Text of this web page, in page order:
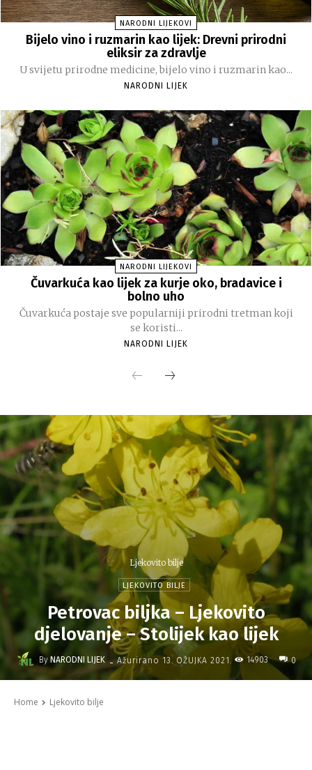
NARODNI LIJEKOVI
Bijelo vino i ruzmarin kao lijek: Drevni prirodni
eliksir za zdravlje
U svijetu prirodne medicine, bijelo vino i ruzmarin kao...
NARODNI LIJEK
NARODNI LIJEKOVI
Čuvarkuća kao lijek za kurje oko, bradavice i
bolno uho
Čuvarkuća postaje sve popularniji prirodni tretman koji
se koristi...
NARODNI LIJEK